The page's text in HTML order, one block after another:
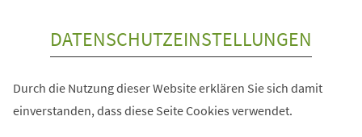
DATENSCHUTZEINSTELLUNGEN
Durch die Nutzung dieser Website erklären Sie sich damit
einverstanden, dass diese Seite Cookies verwendet.